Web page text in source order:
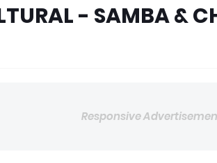
- SAMBA &
Responsive